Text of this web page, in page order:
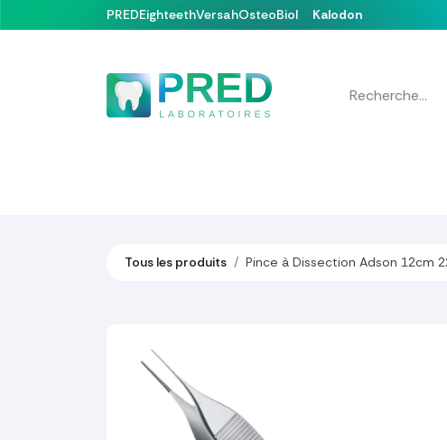
Se rendre au contenu
PREDEighteethVersahOsteoBiol Kalodon
Tous les produits Pince à Dissection Adson 12cm